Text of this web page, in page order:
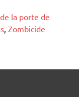
la porte de
, Zombicide